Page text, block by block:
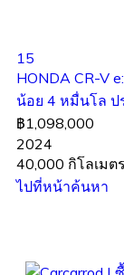
15
HONDA CR-V
น้อย 4 หมื่นโล ป
฿1,098,000
2024
40,000 กิโลเมตร
ไปที่หน้าค้นหา